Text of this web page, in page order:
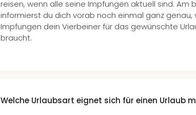
reisen, wenn alle seine Impfungen aktuell sind. Am
informierst du dich vorab noch einmal ganz genau,
Impfungen dein Vierbeiner für das gewünschte
braucht.
Welche Urlaubsart eignet sich für einen Urlaub